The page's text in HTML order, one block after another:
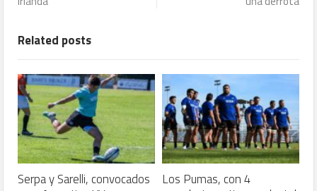
Related posts
Serpa y Sarelli, convocados
Los Pumas, con 4